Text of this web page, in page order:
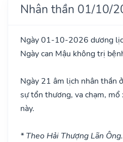
Nhân thần 01/10/
Ngày 01-10-2026 dương
Ngày can Mậu không trị
Ngày 21 âm lịch nhân thần
sự tổn thương, va chạm,
này.
* Theo Hải Thượng Lãn Ông.